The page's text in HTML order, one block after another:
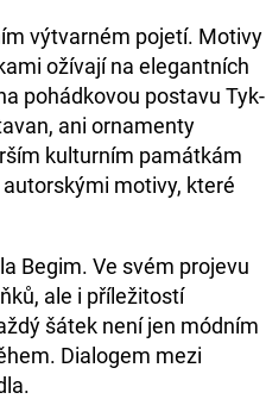
výtvarném pojetí. Motivy
ožívají na elegantních
pohádkovou postavu Tyk-
ani ornamenty
kulturním památkám
motivy, které
Begim. Ve svém projevu
ale i příležitostí
šátek není jen módním
Dialogem mezi